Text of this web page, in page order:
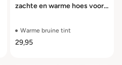
zachte en warme hoes voor
Warme bruine tint
29,95